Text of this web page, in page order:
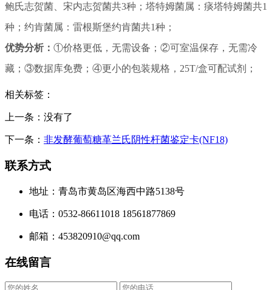
鲍氏志贺菌、 宋内志贺菌共3种；塔特姆菌属： 痰塔特姆菌共1
种；约肯菌属：雷根斯堡约肯菌共1种；
优势分析： ①价格更低，无需设备；②可室温保存，无需冷
藏；③数据库免费；④更小的包装规格，25T/盒可配试剂；
相关标签：
上一条：没有了
下一条： 非发酵葡萄糖革兰氏阴性杆菌鉴定卡(NF18)
联系方式
地址：青岛市黄岛区海西中路5138号
电话：0532-86611018 18561877869
邮箱：453820910@qq.com
在线留言